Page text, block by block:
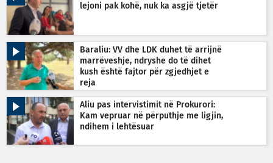
lejoni pak kohë, nuk ka asgjë tjetër
Baraliu: VV dhe LDK duhet të arrijnë
marrëveshje, ndryshe do të dihet
kush është fajtor për zgjedhjet e
reja
Aliu pas intervistimit në Prokurori:
Kam vepruar në përputhje me ligjin,
ndihem i lehtësuar